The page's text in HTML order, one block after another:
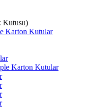
Kutusu)
Karton Kutular
Karton Kutular